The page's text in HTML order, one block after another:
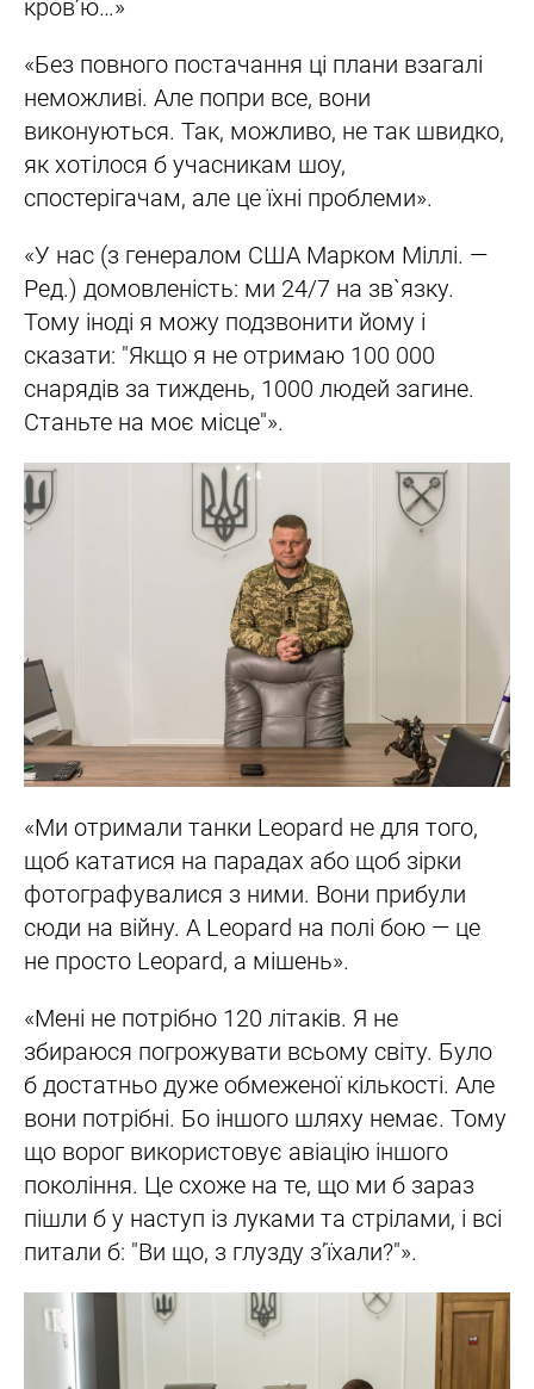
кров’ю…»
«Без повного постачання ці плани взагалі
неможливі. Але попри все, вони
виконуються. Так, можливо, не так швидко,
як хотілося б учасникам шоу,
спостерігачам, але це їхні проблеми».
«У нас (з генералом США Марком Міллі. —
Ред.) домовленість: ми 24/7 на зв`язку.
Тому іноді я можу подзвонити йому і
сказати: "Якщо я не отримаю 100 000
снарядів за тиждень, 1000 людей загине.
Станьте на моє місце"».
«Ми отримали танки Leopard не для того,
щоб кататися на парадах або щоб зірки
фотографувалися з ними. Вони прибули
сюди на війну. А Leopard на полі бою — це
не просто Leopard, а мішень».
«Мені не потрібно 120 літаків. Я не
збираюся погрожувати всьому світу. Було
б достатньо дуже обмеженої кількості. Але
вони потрібні. Бо іншого шляху немає. Тому
що ворог використовує авіацію іншого
покоління. Це схоже на те, що ми б зараз
пішли б у наступ із луками та стрілами, і всі
питали б: "Ви що, з глузду з’їхали?"».